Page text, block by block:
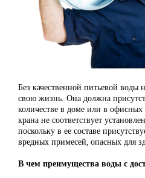
Без качественной питьевой воды
свою жизнь. Она должна
количестве в доме или в
крана не соответствует
поскольку в ее составе
вредных примесей, опасных для
В чем преимущества воды с